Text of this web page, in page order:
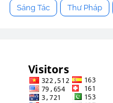
Sáng Tác Thư Pháp